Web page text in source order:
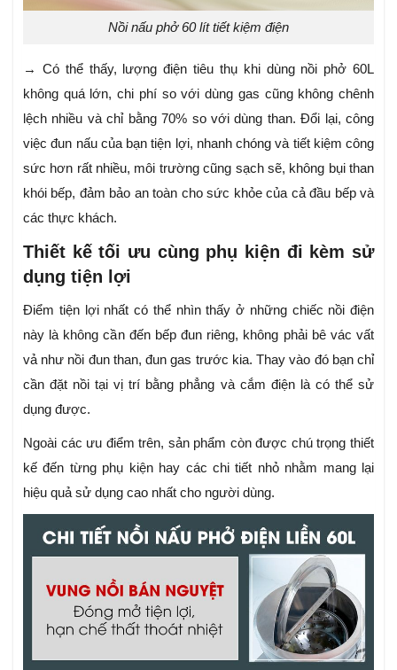
Nồi nấu phở 60 lít tiết kiệm điện
→ Có thể thấy, lượng điện tiêu thụ khi dùng nồi phở 60L
không quá lớn, chi phí so với dùng gas cũng không chênh
lệch nhiều và chỉ bằng 70% so với dùng than. Đổi lại, công
việc đun nấu của bạn tiện lợi, nhanh chóng và tiết kiệm công
sức hơn rất nhiều, môi trường cũng sạch sẽ, không bụi than
khói bếp, đảm bảo an toàn cho sức khỏe của cả đầu bếp và
các thực khách.
Thiết kế tối ưu cùng phụ kiện đi kèm sử
dụng tiện lợi
Điểm tiện lợi nhất có thể nhìn thấy ở những chiếc nồi điện
này là không cần đến bếp đun riêng, không phải bê vác vất
vả như nồi đun than, đun gas trước kia. Thay vào đó bạn chỉ
cần đặt nồi tại vị trí bằng phẳng và cắm điện là có thể sử
dụng được.
Ngoài các ưu điểm trên, sản phẩm còn được chú trọng thiết
kế đến từng phụ kiện hay các chi tiết nhỏ nhằm mang lại
hiệu quả sử dụng cao nhất cho người dùng.